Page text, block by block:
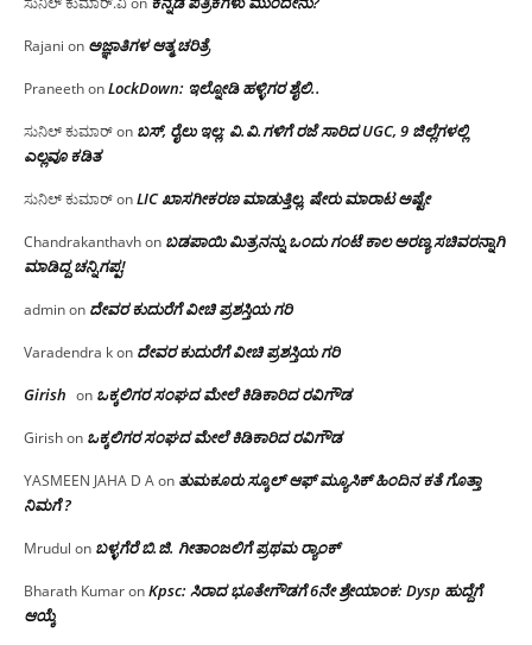
Rajani on ಅಜ್ಞಾತಿಗಳ ಆತ್ಮ ಚರಿತ್ರೆ
PraneethonLockDown: ಇಲ್ನೋಡಿ ಹಳ್ಳಿಗರ ಶೈಲಿ..
ಸುನಿಲ್ ಕುಮಾರ್on ಬಸ್, ರೈಲು ಇಲ್ಲ; ವಿ.ವಿ.ಗಳಿಗೆ ರಜೆ ಸಾರಿದ UGC, 9 ಜಿಲ್ಲೆಗಳಲ್ಲಿ
ಎಲ್ಲವೂ ಕಡಿತ
ಸುನಿಲ್ ಕುಮಾರ್onLIC ಖಾಸಗೀಕರಣ ಮಾಡುತ್ತಿಲ್ಲ, ಷೇರು ಮಾರಾಟ ಅಷ್ಟೇ
Chandrakanthavhon ಬಡಪಾಯಿ ಮಿತ್ರನನ್ನು ಒಂದು ಗಂಟೆ ಕಾಲ ಅರಣ್ಯ ಸಚಿವರನ್ನಾಗಿ
ಮಾಡಿದ್ದ ಚನ್ನಿಗಪ್ಪ!
adminon ದೇವರ ಕುದುರೆಗೆ ವೀಚಿ ಪ್ರಶಸ್ತಿಯ ಗರಿ
Varadendra kon ದೇವರ ಕುದುರೆಗೆ ವೀಚಿ ಪ್ರಶಸ್ತಿಯ ಗರಿ
Girish on ಒಕ್ಕಲಿಗರ ಸಂಘದ ಮೇಲೆ ಕಿಡಿಕಾರಿದ ರವಿಗೌಡ
Girishon ಒಕ್ಕಲಿಗರ ಸಂಘದ ಮೇಲೆ ಕಿಡಿಕಾರಿದ ರವಿಗೌಡ
YASMEEN JAHA D Aon ತುಮಕೂರು ಸ್ಕೂಲ್ ಆಫ್ ಮ್ಯೂಸಿಕ್ ಹಿಂದಿನ ಕತೆ ಗೊತ್ತಾ
ನಿಮಗೆ ?
Mrudul on ಬಳ್ಳಗೆರೆ ಬಿ.ಜಿ. ಗೀತಾಂಜಲಿಗೆ ಪ್ರಥಮ ರ‌್ಯಾಂಕ್
Bharath KumaronKpsc: ಸಿರಾದ ಭೂತೇಗೌಡಗೆ 6ನೇ ಶ್ರೇಯಾಂಕ: Dysp ಹುದ್ದೆಗೆ
ಆಯ್ಕೆ